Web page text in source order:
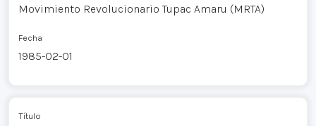
Movimiento Revolucionario Tupac Amaru (MRTA)
Fecha
1985-02-01
Título